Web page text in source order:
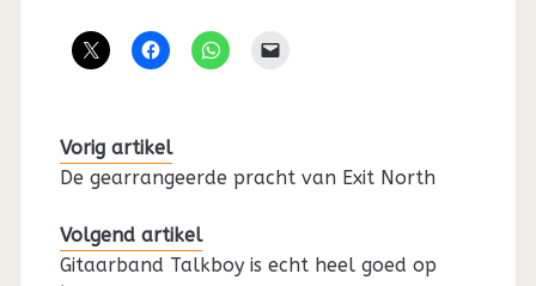
Vorig artikel
De gearrangeerde pracht van Exit North
Volgend artikel
Gitaarband Talkboy is echt heel goed op